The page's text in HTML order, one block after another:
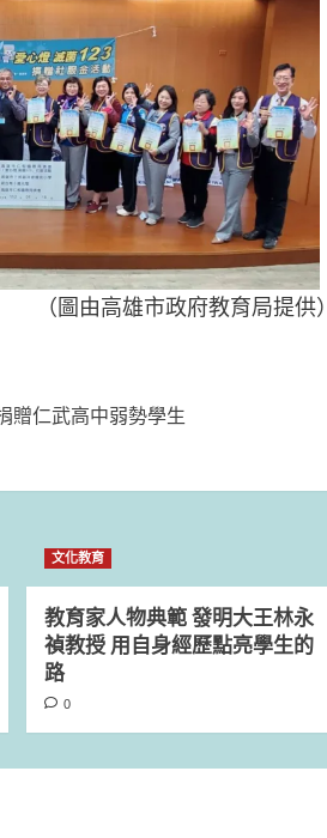
（圖由高雄市政府教育局提供）
贈仁武高中弱勢學生
文化教育
教育家人物典範 發明大王林永
禎教授 用自身經歷點亮學生的
路
0